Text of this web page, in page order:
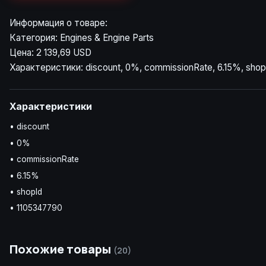
Информация о товаре:
Категория: Engines & Engine Parts
Цена: 2 139,69 USD
Характеристики: discount, 0%, commissionRate, 6.15%,
Характеристики
• discount
• 0%
• commissionRate
• 6.15%
• shopId
• 1105347790
Похожие товары (20)